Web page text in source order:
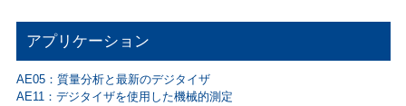
アプリケーション
AE05：質量分析と最新のデジタイザ
AE11：デジタイザを使用した機械的測定